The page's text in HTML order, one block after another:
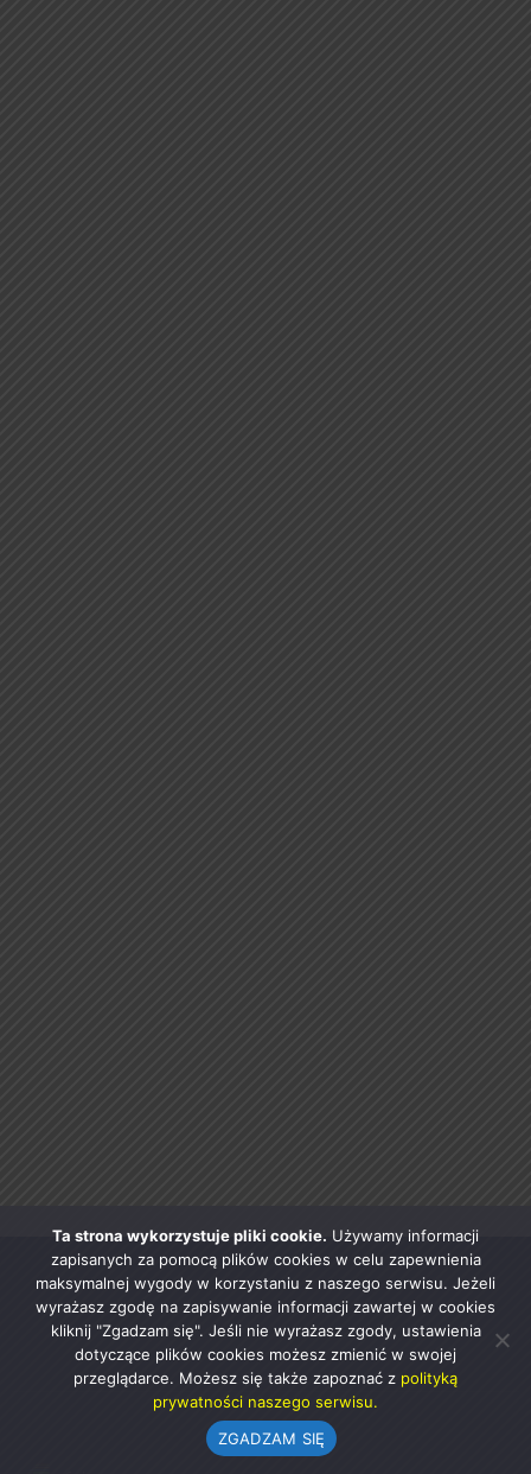
Ta strona wykorzystuje pliki cookie. Używamy informacji
zapisanych za pomocą plików cookies w celu zapewnienia
maksymalnej wygody w korzystaniu z naszego serwisu. Jeżeli
wyrażasz zgodę na zapisywanie informacji zawartej w cookies
kliknij "Zgadzam się". Jeśli nie wyrażasz zgody, ustawienia
dotyczące plików cookies możesz zmienić w swojej
przeglądarce. Możesz się także zapoznać z polityką
prywatności naszego serwisu.
ZGADZAM SIĘ